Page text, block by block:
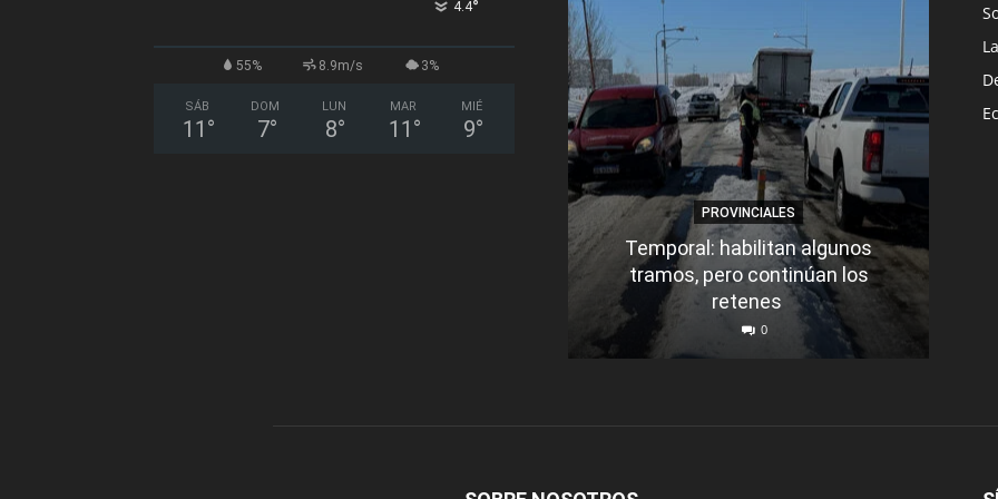
4.4°
55% 8.9m/s 3%
SÁB
11 °
DOM
7°
LUN
8°
MAR
11 °
MIÉ
9°
PROVINCIALES
Temporal: habilitan algunos
tramos, pero continúan los
retenes
0